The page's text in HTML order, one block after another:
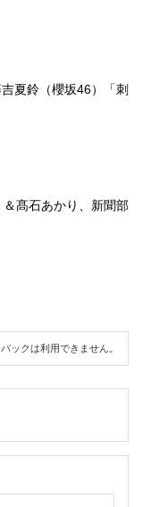
夏鈴（櫻坂46）「刺
髙石あかり、新聞部
ックは利用できません。